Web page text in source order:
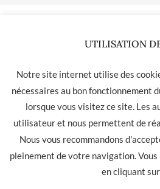
UTILISATION
Notre site internet utilise des
nécessaires au bon fonctionnement
lorsque vous visitez ce site. Les
utilisateur et nous permettent de
Nous vous recommandons
pleinement de votre navigation.
en cliquant sur